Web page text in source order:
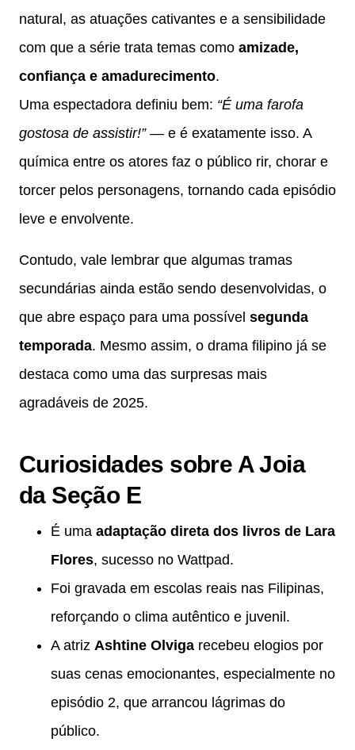
natural, as atuações cativantes e a sensibilidade
com que a série trata temas como amizade,
confiança e amadurecimento.
Uma espectadora definiu bem: “É uma farofa
gostosa de assistir!”— e é exatamente isso. A
química entre os atores faz o público rir, chorar e
torcer pelos personagens, tornando cada episódio
leve e envolvente.
Contudo, vale lembrar que algumas tramas
secundárias ainda estão sendo desenvolvidas, o
que abre espaço para uma possível segunda
temporada. Mesmo assim, o drama filipino já se
destaca como uma das surpresas mais
agradáveis de 2025.
Curiosidades sobre A Joia
da Seção E
É uma adaptação direta dos livros de Lara
Flores, sucesso no Wattpad.
Foi gravada em escolas reais nas Filipinas,
reforçando o clima autêntico e juvenil.
A atriz Ashtine Olviga recebeu elogios por
suas cenas emocionantes, especialmente no
episódio 2, que arrancou lágrimas do
público.